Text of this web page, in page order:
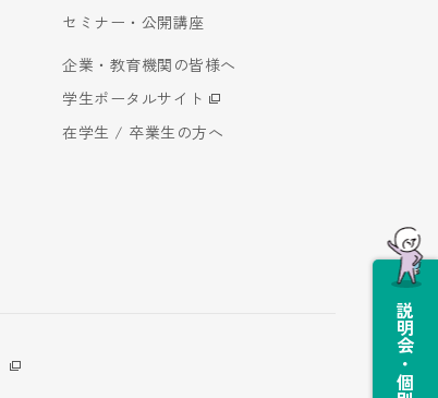
セミナー・公開講座
企業・教育機関の皆様へ
学生ポータルサイト
在学生 / 卒業生の方へ